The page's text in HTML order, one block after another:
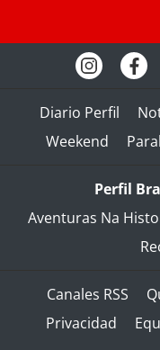
Diario Perfil
Weekend
Perfil
Aventuras Na
Canales RSS
Privacidad